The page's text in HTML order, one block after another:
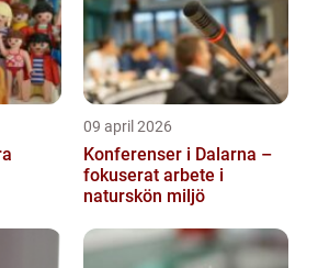
09 april 2026
Konferenser i Dalarna –
fokuserat arbete i
naturskön miljö